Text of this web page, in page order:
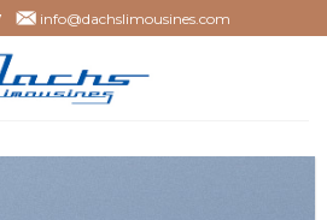
info@dachslimousines.com